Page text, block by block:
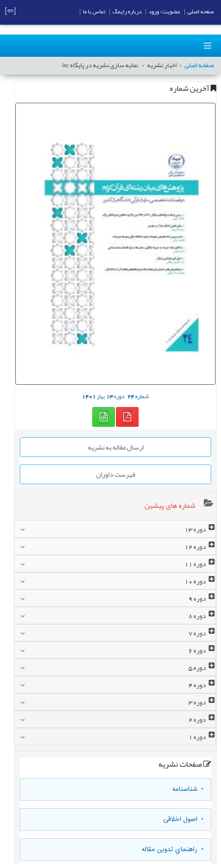
صفحه اصلی اخبار نشریه نمایه سازی نشریه در پایگاه isc
آخرین شماره
شماره24 دوره13بهار1401
ارسال مقاله به نشریه
فهرست داوران
شماره های پیشین
دوره13
دوره12
دوره11
دوره10
دوره9
دوره8
دوره7
دوره6
دوره5
دوره4
دوره3
دوره2
دوره1
صفحات نشریه
• شناسنامه
• اصول اخلاقی
• راهنماي تدوين مقاله
صفحه اصلی عضویت/ ورود درباره رایمگ تماس با ما